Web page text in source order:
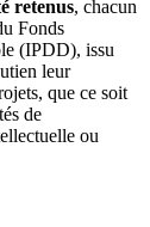
retenus, chacun
Fonds
(IPDD), issu
leur
que ce soit
de
ou